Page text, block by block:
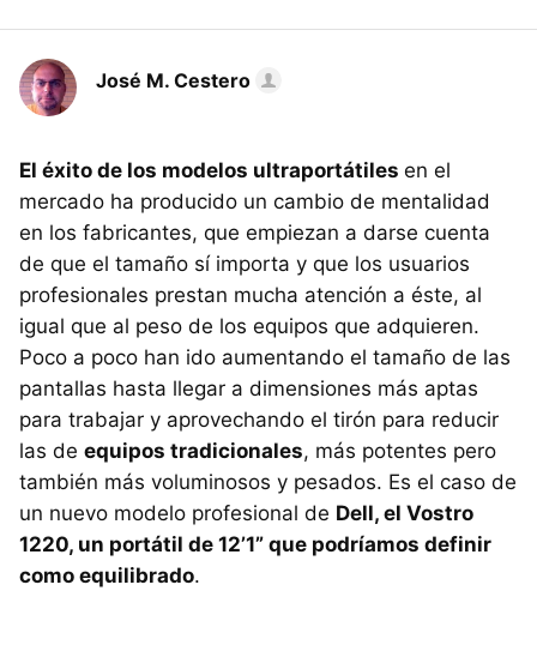
José M. Cestero
El éxito de los modelos ultraportátiles en el
mercado ha producido un cambio de mentalidad
en los fabricantes, que empiezan a darse cuenta
de que el tamaño sí importa y que los usuarios
profesionales prestan mucha atención a éste, al
igual que al peso de los equipos que adquieren.
Poco a poco han ido aumentando el tamaño de las
pantallas hasta llegar a dimensiones más aptas
para trabajar y aprovechando el tirón para reducir
las de equipos tradicionales, más potentes pero
también más voluminosos y pesados. Es el caso de
un nuevo modelo profesional de Dell, el Vostro
1220, un portátil de 12’1” que podríamos definir
como equilibrado.